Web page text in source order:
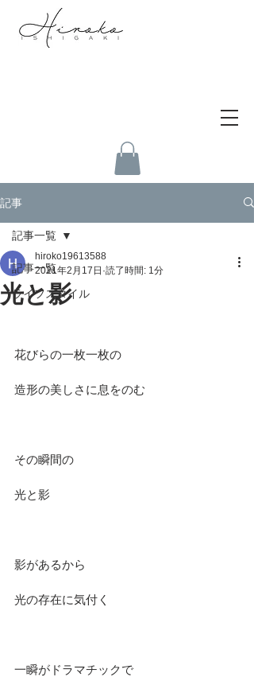
記事
記事一覧
ライフスタイル
記事一覧
光と影
hiroko19613588
2021年2月17日 読了時間: 1分
花びらの一枚一枚の
造形の美しさに息をのむ
その瞬間の
光と影
影があるから
光の存在に気付く
一瞬がドラマチックで